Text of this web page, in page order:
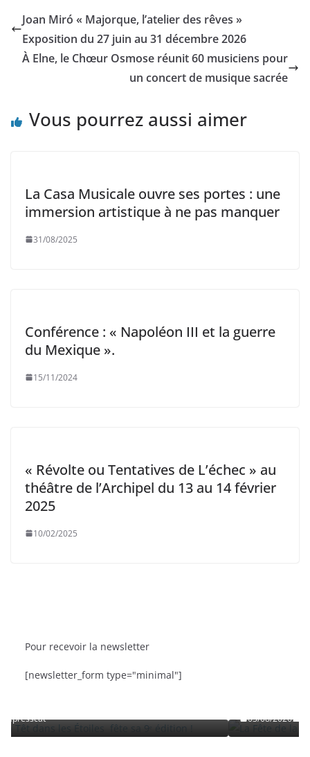
Joan Miró « Majorque, l’atelier des rêves »
Exposition du 27 juin au 31 décembre 2026
À Elne, le Chœur Osmose réunit 60 musiciens pour
un concert de musique sacrée
Vous pourrez aussi aimer
La Casa Musicale ouvre ses portes : une
immersion artistique à ne pas manquer
31/08/2025
Conférence : « Napoléon III et la guerre
du Mexique ».
15/11/2024
« Révolte ou Tentatives de L’échec » au
théâtre de l’Archipel du 13 au 14 février
2025
10/02/2025
Pour recevoir la newsletter
[newsletter_form type="minimal"]
sa 9ᵉ édition
La Fête de la Mer et des Pêcheurs à
03/08/2026 presscat